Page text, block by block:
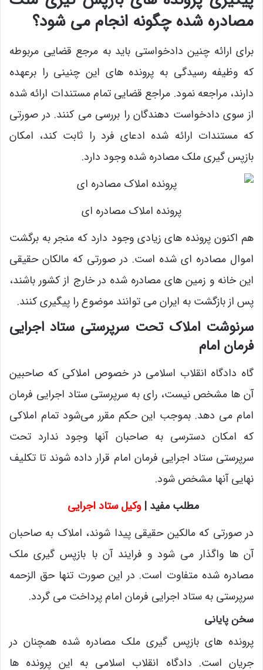
مصادره شده چگونه انجام می شود؟
برای ارائه چنین دادخواستی باید به مرجع قضایی مربوطه
که وظیفه رسیدگی به پرونده‌ های این چنینی را برعهده
دارند، مراجعه نمود. مراجع قضایی تمام مستندات ارائه شده
از سوی دادخواست دهندگان را بررسی می کنند. در صورتی
که مستندات ارائه شده ادعای فرد را ثابت کند، امکان
بازپس گیری ملک مصادره شده وجود دارد.
پرونده املاک مصادره ای
هم اکنون پرونده های زیادی وجود دارد که منجر به برگشت
اموال مصادره ای شده است. در صورتی که مالکان حقیقی
این خانه و زمین های مصادره شده در خارج از کشور باشند،
پس از بازگشت به ایران می‌ توانند موضوع را پیگیری کنند.
سرنوشت املاک تحت سرپرستی ستاد اجرایی
فرمان امام
گاه دادگاه انقلاب اسلامی در خصوص املاکی که صاحبین
آن ها مشخص نیست، رای به سرپرستی ستاد اجرایی فرمان
امام می دهد. بموجب این حکم مقرر می‌شود تمام املاکی
که امکان دسترسی به صاحبان آنها وجود ندارد تحت
سرپرستی ستاد اجرایی فرمان امام قرار داده شوند تا تکلیف
نهایی آنها مشخص شود.
مطلب مفید |وکیل ستاد اجرایی
در صورتی که مالکین حقیقی پیدا شوند، املاک به صاحبان
آن ها واگذار می شود و فرایند آن با بازپس گیری ملک
مصادره شده متفاوت است. در این صورت تنها حق الزحمه
سرپرستی به ستاد اجرایی فرمان امام پرداخت می گردد.
سخن پایانی
پرونده های بازپس گیری ملک مصادره شده همچنان در
جریان است. دادگاه انقلاب اسلامی به این پرونده ها